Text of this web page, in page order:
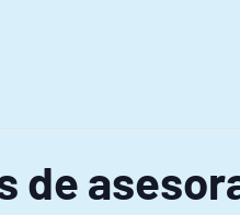
de